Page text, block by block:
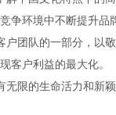
争环境中不断提升品
户团队的一部分，以
客户利益的最大化。
无限的生命活力和新